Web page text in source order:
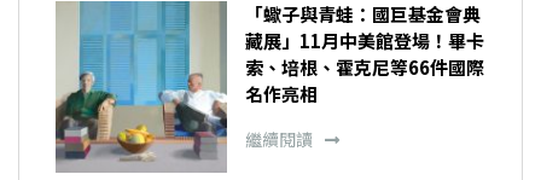
「蠍子與青蛙：國巨基金會典
藏展」11月中美館登場！畢卡
索、培根、霍克尼等66件國際
名作亮相
繼續閱讀